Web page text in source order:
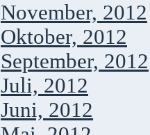
November, 2012
Oktober, 2012
September, 2012
Juli, 2012
Juni, 2012